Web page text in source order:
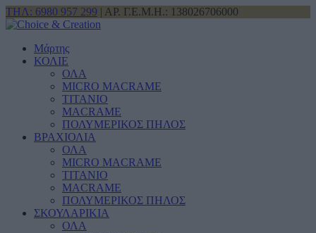
ΤΗΛ: 6980 957 299 | ΑΡ. Γ.Ε.Μ.Η.: 138026706000
Μάρτης
ΚΟΛΙΕ
ΟΛΑ
MICRO MACRAME
ΤΙΤΑΝΙΟ
MACRAME
ΠΟΛΥΜΕΡΙΚΟΣ ΠΗΛΟΣ
ΒΡΑΧΙΟΛΙΑ
ΟΛΑ
MICRO MACRAME
ΤΙΤΑΝΙΟ
MACRAME
ΠΟΛΥΜΕΡΙΚΟΣ ΠΗΛΟΣ
ΣΚΟΥΛΑΡΙΚΙΑ
ΟΛΑ